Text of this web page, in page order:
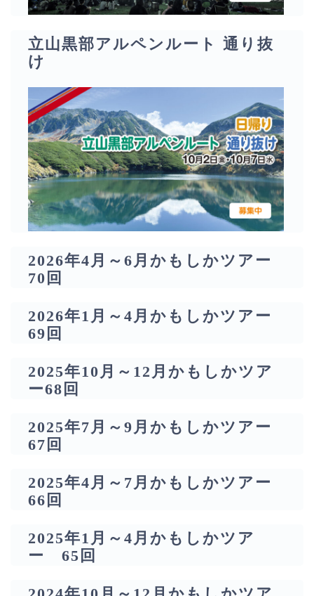
立山黒部アルペンルート 通り抜
け
2026年4月～6月かもしかツアー
70回
2026年1月～4月かもしかツアー
69回
2025年10月～12月かもしかツア
ー68回
2025年7月～9月かもしかツアー
67回
2025年4月～7月かもしかツアー
66回
2025年1月～4月かもしかツア
ー 65回